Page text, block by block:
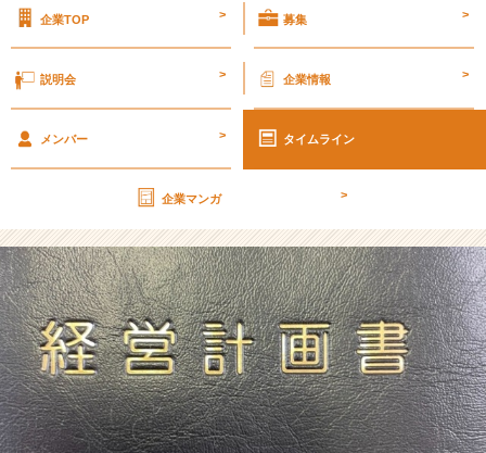
画
o
【株
式
会
社
ク
リ
テ
ッ
ク
工
業
企業TOP > 募集 >
説明会 > 企業情報 >
メンバー > タイムライン
企業マンガ >